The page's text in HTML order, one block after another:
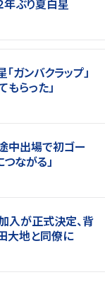
年ぶり夏白星
ガンバクラップ」
らった」
中出場で初ゴー
ながる」
入が正式決定、背
大地と同僚に